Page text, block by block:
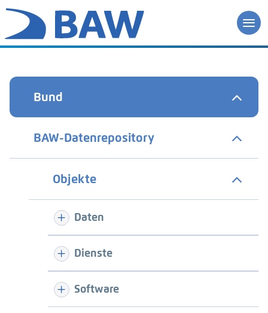
Bund
BAW-Datenrepository
Objekte
Daten
Dienste
Software